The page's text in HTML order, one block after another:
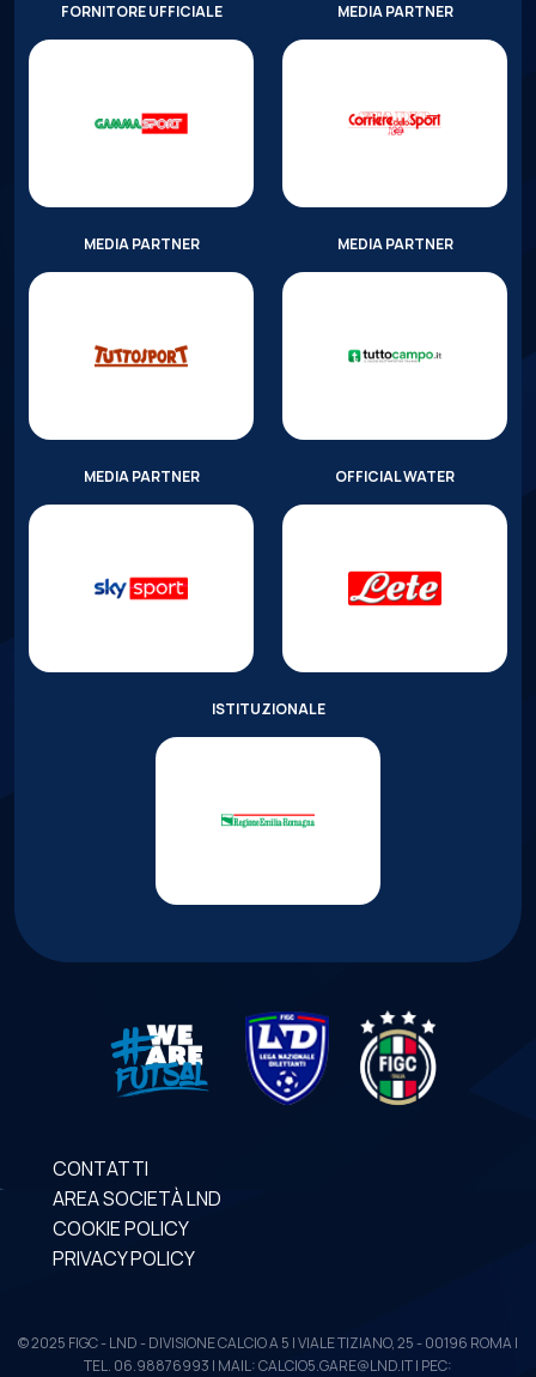
FORNITORE UFFICIALE MEDIA PARTNER
MEDIA PARTNER MEDIA PARTNER
MEDIA PARTNER OFFICIAL WATER
ISTITUZIONALE
CONTATTI
AREA SOCIETÀ LND
COOKIE POLICY
PRIVACY POLICY
© 2025 FIGC - LND - DIVISIONE CALCIO A 5 | VIALE TIZIANO, 25 - 00196 ROMA |
TEL. 06.98876993 | MAIL: CALCIO5.GARE@LND.IT | PEC: